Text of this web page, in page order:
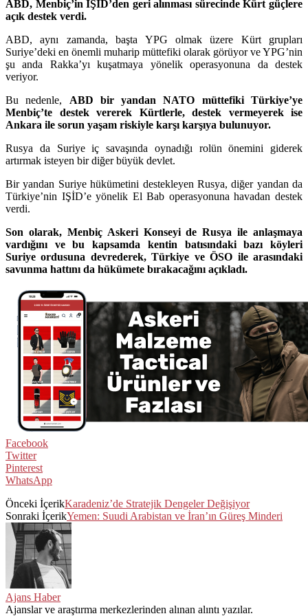
ABD, Menbiç’in IŞİD’den geri alınması sürecinde Kürt güçlere
açık destek verdi.
ABD, aynı zamanda, başta YPG olmak üzere Kürt grupları
Suriye’deki en önemli muharip müttefiki olarak görüyor ve YPG’nin
şu anda Rakka’yı kuşatmaya yönelik operasyonuna da destek
veriyor.
Bu nedenle, ABD bir yandan NATO müttefiki Türkiye’ye
Menbiç’te destek vererek Kürtlerle, destek vermeyerek ise
Ankara ile sorun yaşam riskiyle karşı karşıya bulunuyor.
Rusya da Suriye iç savaşında oynadığı rolün önemini giderek
artırmak isteyen bir diğer büyük devlet.
Bir yandan Suriye hükümetini destekleyen Rusya, diğer yandan da
Türkiye’nin IŞİD’e yönelik El Bab operasyonuna havadan destek
verdi.
Son olarak, Menbiç Askeri Konseyi de Rusya ile anlaşmaya
vardığını ve bu kapsamda kentin batısındaki bazı köyleri
Suriye ordusuna devrederek, Türkiye ve ÖSO ile arasındaki
savunma hattını da hükümete bırakacağını açıkladı.
Facebook
Twitter
Pinterest
WhatsApp
Önceki İçerikKaradeniz’de Stratejik Dengeler Değişiyor
Sonraki İçerikYemen: Suudi Arabistan ve İran’ın Güreş Minderi
Ajans Haber
Ajanslar ve araştırma merkezlerinden alınan alıntı yazılar.